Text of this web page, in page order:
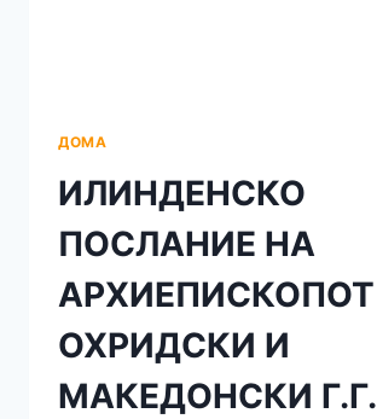
ДОМА
ИЛИНДЕНСКО
ПОСЛАНИЕ НА
АРХИЕПИСКОПОТ
ОХРИДСКИ И
МАКЕДОНСКИ Г.Г.